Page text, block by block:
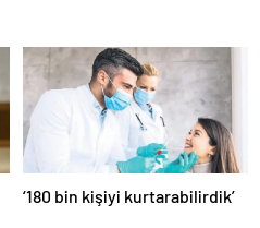
‘180 bin kişiyi kurtarabilirdik’